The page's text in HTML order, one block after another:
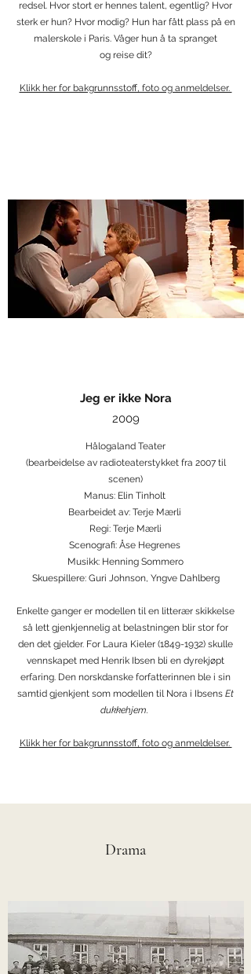
redsel. Hvor stort er hennes talent, egentlig? Hvor
sterk er hun? Hvor modig? Hun har fått plass på en
malerskole i Paris. Våger hun å ta spranget
og reise dit?
Klikk her for bakgrunnsstoff, foto og anmeldelser.
Jeg er ikke Nora
2009
Hålogaland Teater
(bearbeidelse av radioteaterstykket fra 2007 til
scenen)
Manus: Elin Tinholt
Bearbeidet av: Terje Mærli
Regi: Terje Mærli
Scenografi: Åse Hegrenes
Musikk: Henning Sommero
Skuespillere: Guri Johnson, Yngve Dahlberg
Enkelte ganger er modellen til en litterær skikkelse
så lett gjenkjennelig at belastningen blir stor for
den det gjelder. For Laura Kieler (1849-1932) skulle
vennskapet med Henrik Ibsen bli en dyrekjøpt
erfaring. Den norskdanske forfatterinnen ble i sin
samtid gjenkjent som modellen til Nora i Ibsens Et
dukkehjem.
Klikk her for bakgrunnsstoff, foto og anmeldelser.
Drama